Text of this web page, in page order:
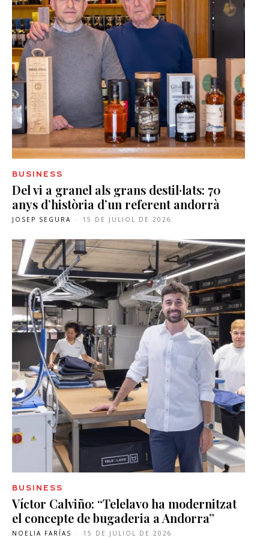
BUSINESS
Del vi a granel als grans destil·lats: 70
anys d’història d’un referent andorrà
JOSEP SEGURA - 15 DE JULIOL DE 2026
BUSINESS
Víctor Calviño: “Telelavo ha modernitzat
el concepte de bugaderia a Andorra”
NOELIA FARÍAS - 15 DE JULIOL DE 2026